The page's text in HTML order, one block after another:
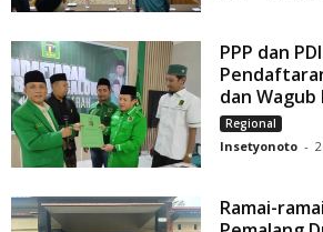
PPP dan
dan Wagub
Regional
Insetyonoto -
Ramai-